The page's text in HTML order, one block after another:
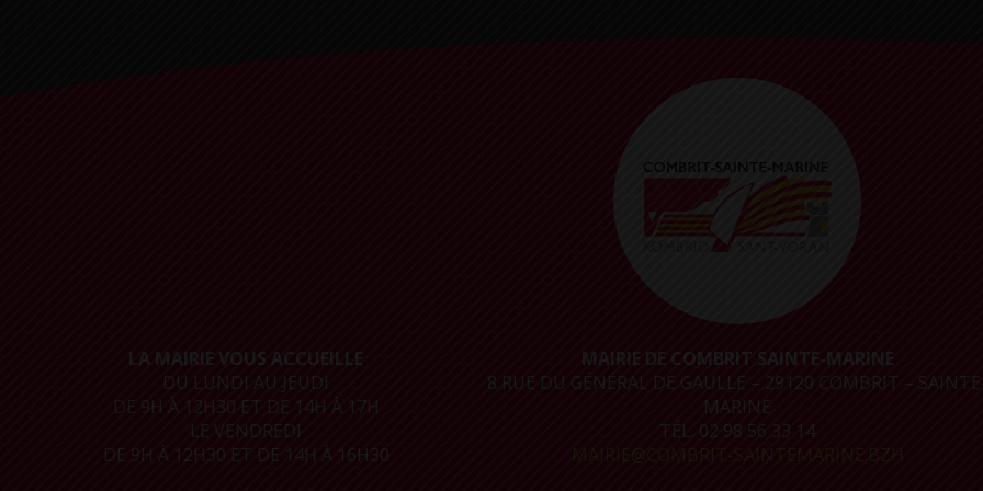
LA MAIRIE VOUS ACCUEILLE
DU LUNDI AU JEUDI
DE 9H À 12H30 ET DE 14H À 17H
LE VENDREDI
DE 9H À 12H30 ET DE 14H À 16H30
MAIRIE DE COMBRIT SAINTE-MARINE
8 RUE DU GÉNÉRAL DE GAULLE – 29120 COMBRIT –
MARINE
TÉL. 02 98 56 33 14